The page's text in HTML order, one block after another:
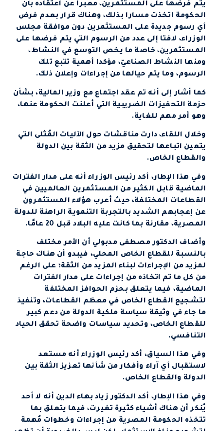
يتم فرضها على المستثمرين، معبرا عن اعتقاده بأن
الحكومة اتخذت مسارا بذلك، وهناك قرار بعدم فرض
أي رسوم جديدة على المستثمرين دون موافقة مجلس
الوزراء، لافتا إلى عدد من الرسوم التي يتم فرضها على
المستثمرين، خاصة ما يخص التوسع في النشاط،
ومنها النشاط الصناعيّ، مؤكدا أهمية تتبع تلك
الرسوم، وما يتم حيالها من إجراءات وإعلان ذلك.
كما أشار إلى أنه تم عقد اجتماع مع وزير المالية، بشأن
حزمة التحفيزات الضريبية التي أعلنت الحكومة عنها،
وهو أمر مهم للغاية.
وخلال اللقاء، دارت مناقشات حول الآليات المُثلى التي
يتعين اتباعها لتحقيق مزيد من الثقة بين الدولة
والقطاع الخاص.
وفي هذا الإطار، أكد رئيس الوزراء أنه على مدار الفترات
الماضية قابل الكثير من المستثمرين العالميين في
القطاعات المختلفة، حيث أعرب هؤلاء المستثمرون
عن إعجابهم الشديد بالتجربة التنموية الراهنة للدولة
المصرية، مقارنة بما كانت عليه البلاد قبل 20 عامًا.
وأضاف الدكتور مصطفى مدبولي أن الأمر مختلف
بالنسبة للقطاع الخاص المحلي، فيبدو أن هناك حاجة
لمزيد من الإجراءات لبناء المزيد من الثقة؛ على الرغم
من كل ما تم اتخاذه من إجراءات على مدار الفترات
الماضية، فيما يتعلق بحزم الحوافز المختلفة
لتشجيع القطاع الخاص في معظم القطاعات، وتنفيذ
ما جاء في وثيقة سياسة ملكية الدولة من دعم كبير
للقطاع الخاص، وتحديد سياسات واضحة تحقق الحياد
التنافسي.
وفي هذا السياق، أكد رئيس الوزراء أنه مستعد
لاستقبال أي آراء وأفكار من شأنها تعزيز الثقة بين
الدولة والقطاع الخاص.
وفي هذا الإطار، أكد الدكتور زياد بهاء الدين أنه لا أحد
يُنكر أن هناك أشياء كثيرة تغيرت، فيما يتعلق بما
تتخذه الحكومة المصرية من إجراءات وخطوات مُهمة